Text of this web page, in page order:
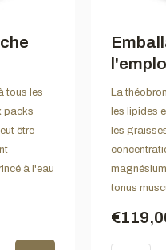
tous les
packs
être
à l'eau
La
les lipides
les
tonus